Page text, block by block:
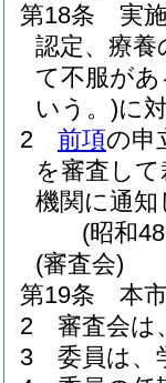
第18条
実
認定、療
て不服が
いう。)に
2
前項の申
を審査し
機関に通
(昭和
(審査会)
第19条
本
2
審査会は
3
委員は、